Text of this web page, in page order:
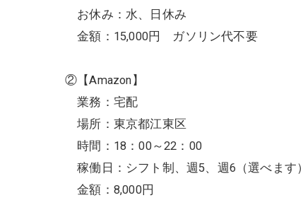
お休み：水、日休み
金額：15,000円 ガソリン代不要
②【Amazon】
業務：宅配
場所：東京都江東区
時間：18：00～22：00
稼働日：シフト制、週5、週6（選べます）
金額：8,000円